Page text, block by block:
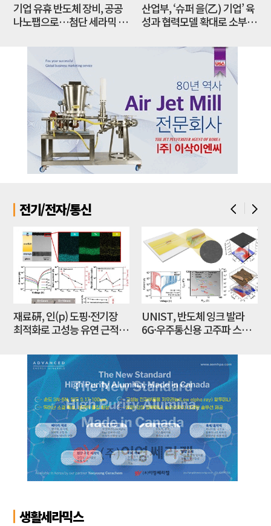
기업 유휴 반도체 장비, 공공
나노팹으로…첨단 세라믹 연
산업부, ‘슈퍼 을(乙) 기업’ 육
성과 협력모델 확대로 소부장
전기/전자/통신
재료硏, 인(p) 도핑·전기장
최적화로 고성능 유연 근적외
UNIST, 반도체 잉크 발라
6G·우주통신용 고주파 스위
생활세라믹스